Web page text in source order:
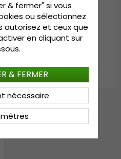
& fermer" si vous
ou sélectionnez
autorisez et ceux que
en cliquant sur
nécessaire
& FERMER